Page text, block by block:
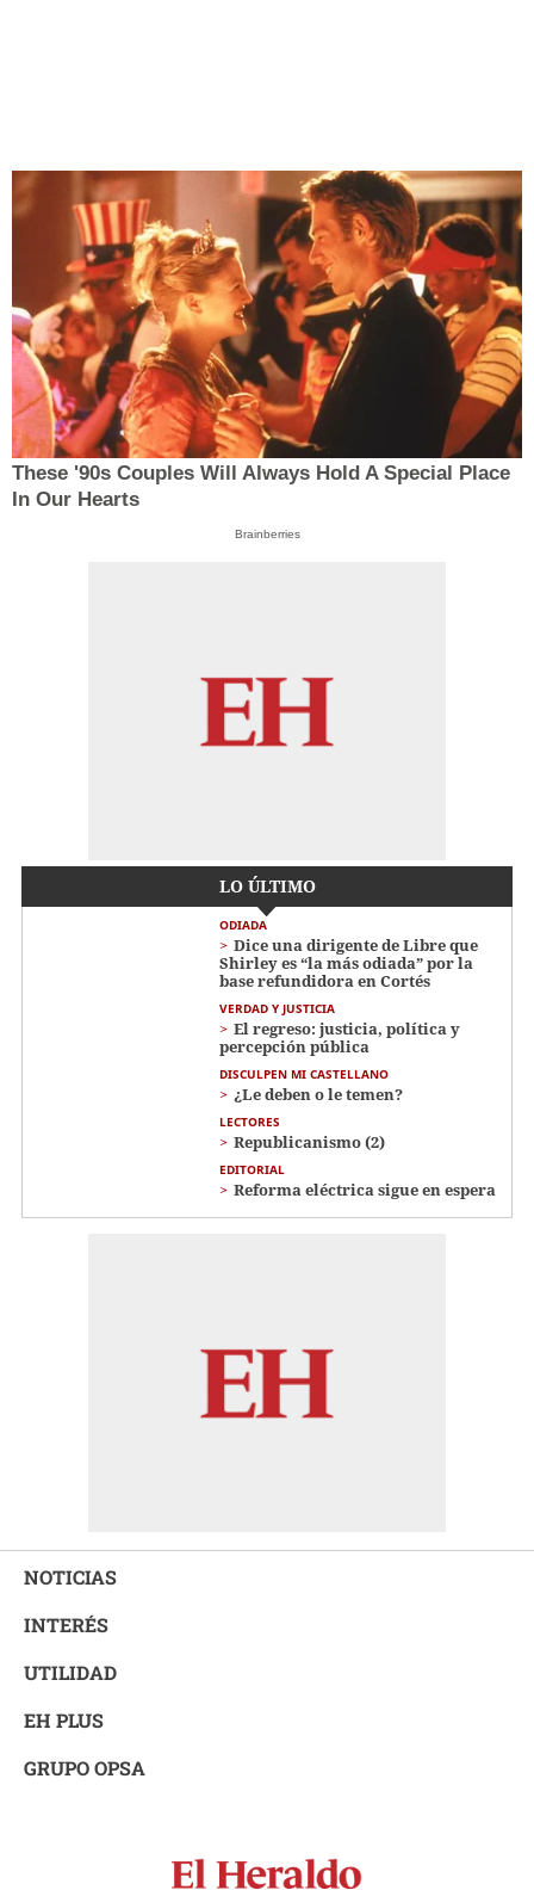
These '90s Couples Will Always Hold A Special Place
In Our Hearts
Brainberries
LO ÚLTIMO
ODIADA
Dice una dirigente de Libre que
Shirley es “la más odiada” por la
base refundidora en Cortés
VERDAD Y JUSTICIA
El regreso: justicia, política y
percepción pública
DISCULPEN MI CASTELLANO
¿Le deben o le temen?
LECTORES
Republicanismo (2)
EDITORIAL
Reforma eléctrica sigue en espera
NOTICIAS
INTERÉS
UTILIDAD
EH PLUS
GRUPO OPSA